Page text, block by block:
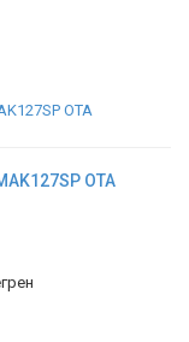
OTA